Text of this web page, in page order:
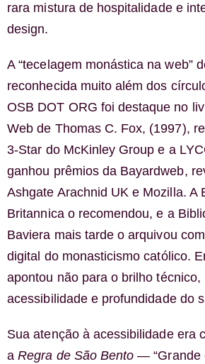
rara mistura de hospitalidade e
design.
A “tecelagem monástica na web”
reconhecida muito além dos
OSB DOT ORG foi destaque no
Web de Thomas C. Fox, (1997),
3-Star do McKinley Group e a
ganhou prêmios da Bayardweb,
Ashgate Arachnid UK e Mozilla. A
Britannicao recomendou, e a
Baviera mais tarde o arquivou
digital do monasticismo católico.
apontou não para o brilho
acessibilidade e profundidade do
Sua atenção à acessibilidade era
aRegra de São Bento — “Grande